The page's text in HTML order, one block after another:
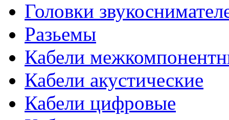
Головки
Разьемы
Кабели
Кабели акустические
Кабели цифровые